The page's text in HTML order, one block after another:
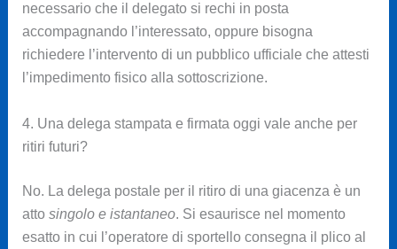
necessario che il delegato si rechi in posta
accompagnando l’interessato, oppure bisogna
richiedere l’intervento di un pubblico ufficiale che attesti
l’impedimento fisico alla sottoscrizione.
4. Una delega stampata e firmata oggi vale anche per
ritiri futuri?
No. La delega postale per il ritiro di una giacenza è un
atto singolo e istantaneo. Si esaurisce nel momento
esatto in cui l’operatore di sportello consegna il plico al